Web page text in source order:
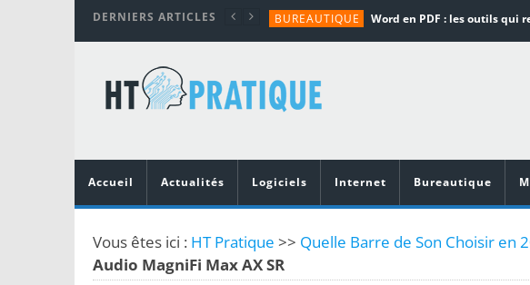
DERNIERS ARTICLES BUREAUTIQUE
TUTORIALS
MATÉRIEL
Accueil
Actualités Logiciels Internet Bureautique
Vous êtes ici : HT Pratique >> Quelle Barre de Son Choisir en
Audio MagniFi Max AX SR